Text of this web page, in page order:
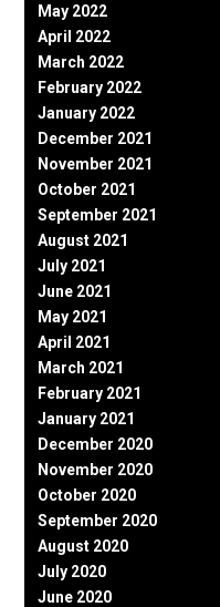
May 2022
April 2022
March 2022
February 2022
January 2022
December 2021
November 2021
October 2021
September 2021
August 2021
July 2021
June 2021
May 2021
April 2021
March 2021
February 2021
January 2021
December 2020
November 2020
October 2020
September 2020
August 2020
July 2020
June 2020